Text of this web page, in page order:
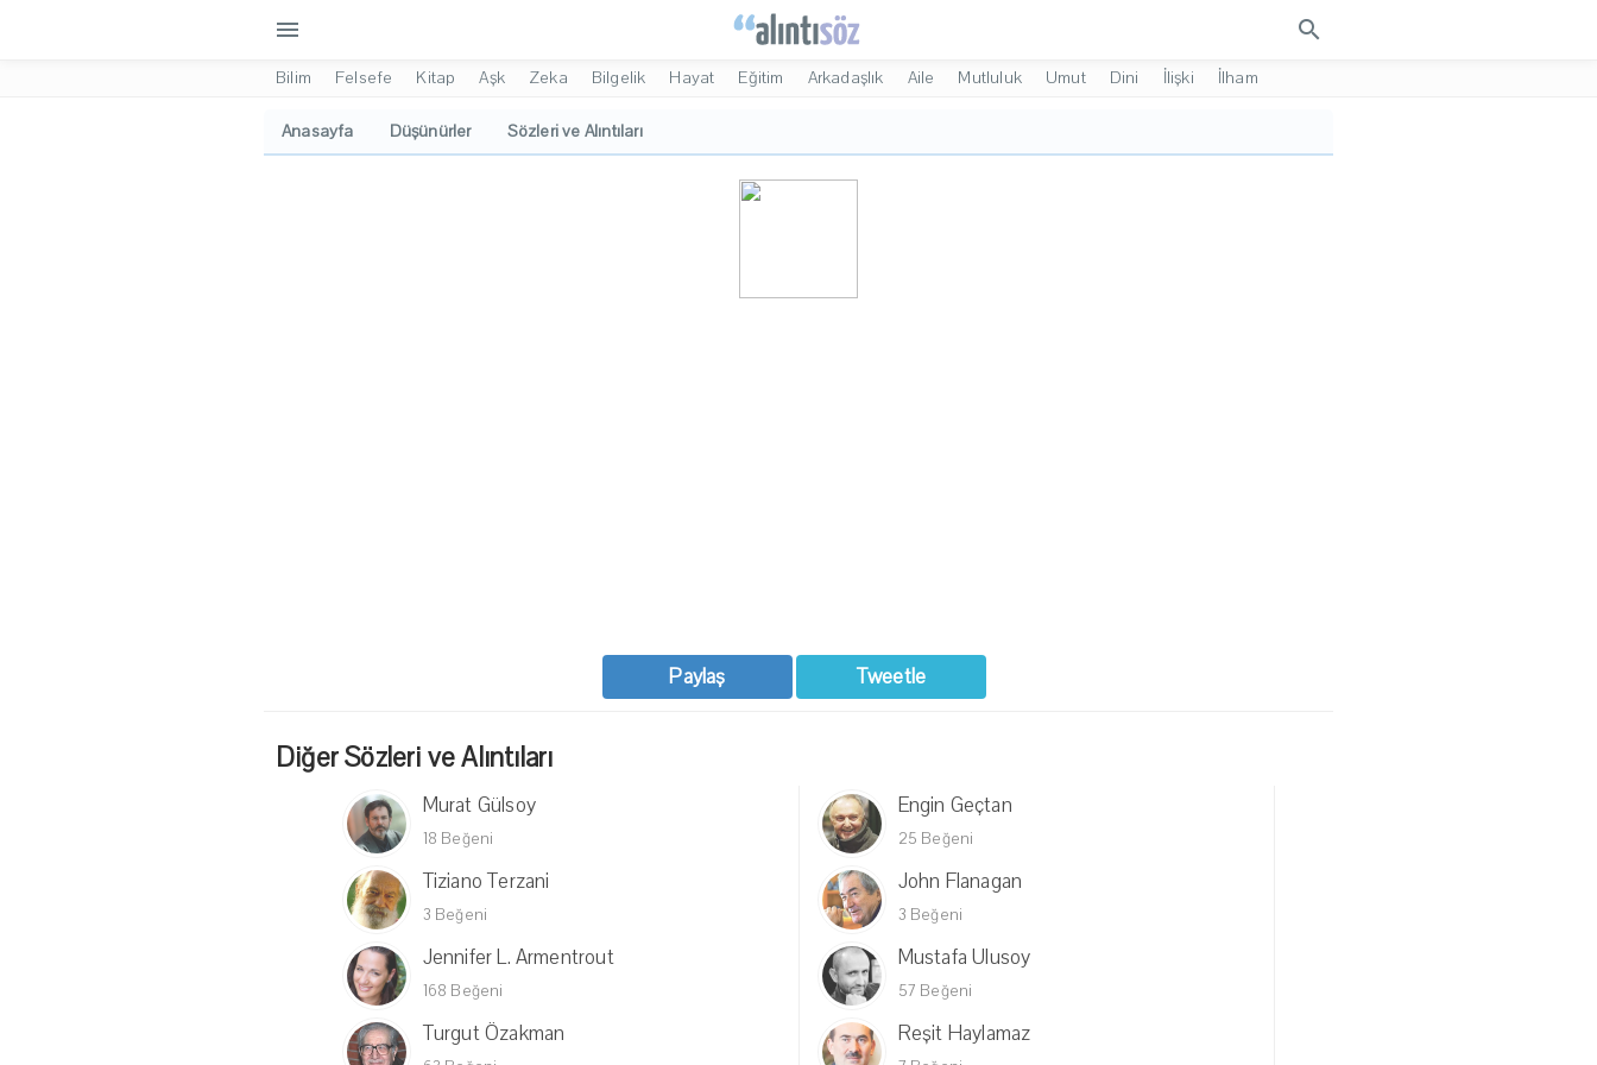
menu search
Bilim Felsefe Kitap Aşk Zeka Bilgelik Hayat Eğitim Arkadaşlık Aile Mutluluk Umut Dini İlişki İlham
Anasayfa Düşünürler Sözleri ve Alıntıları
Paylaş Tweetle
Diğer Sözleri ve Alıntıları
Murat Gülsoy
18 Beğeni
Engin Geçtan
25 Beğeni
Tiziano Terzani
3 Beğeni
John Flanagan
3 Beğeni
Jennifer L. Armentrout
168 Beğeni
Mustafa Ulusoy
57 Beğeni
Turgut Özakman Reşit Haylamaz